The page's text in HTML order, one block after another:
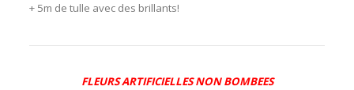
+ 5m de tulle avec des brillants!
FLEURS ARTIFICIELLES NON BOMBEES